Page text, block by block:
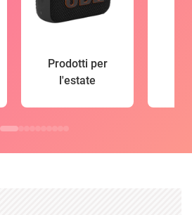
Prodotti per
l'estate